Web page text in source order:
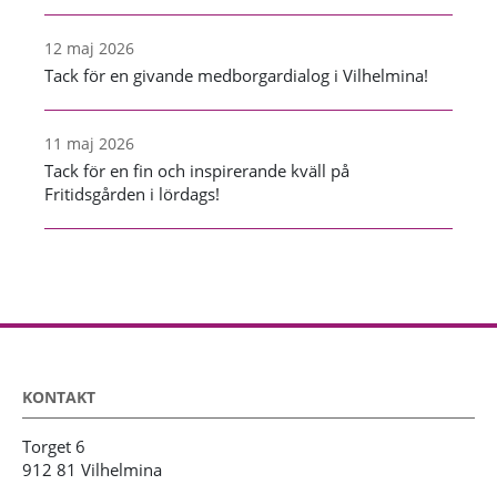
12 maj 2026
Tack för en givande medborgardialog i Vilhelmina!
11 maj 2026
Tack för en fin och inspirerande kväll på
Fritidsgården i lördags!
KONTAKT
Torget 6
912 81 Vilhelmina